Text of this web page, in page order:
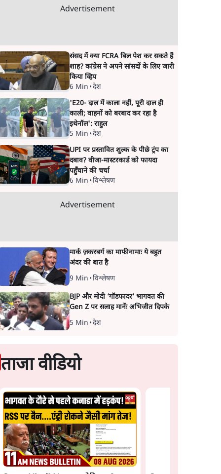
Advertisement
संसद में क्या FCRA बिल पेश कर सकते हैं
शाह? कांग्रेस ने अपने सांसदों के लिए जारी
किया व्हिप
6 Min •देश
'E20- दाल में काला नहीं, पूरी दाल ही
काली; वाहनों को बरबाद कर रहा है
इथेनॉल': राहुल
5 Min •देश
UPI पर प्रस्तावित शुल्क के पीछे ट्रंप का
दबाव? वीजा-मास्टरकार्ड को फायदा
पहुँचाने की चर्चा
6 Min •विश्लेषण
Advertisement
मार्क ज़करबर्ग का माफीनामाः ये बहुत
अंदर की बात है
9 Min •विश्लेषण
BJP और मोदी ‘गॉडफादर’ भागवत की
Gen Z पर सलाह मानेंः अभिजीत दिपके
5 Min •देश
ताजा वीडियो